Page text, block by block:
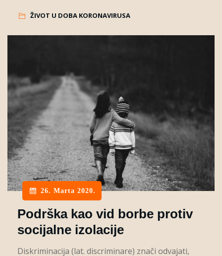
ŽIVOT U DOBA KORONAVIRUSA
26. Marta 2020.
Podrška kao vid borbe protiv
socijalne izolacije
Diskriminacija (lat. discriminare) znači odvajati,